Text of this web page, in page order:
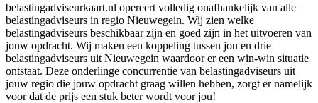
belastingadviseurkaart.nl opereert volledig onafhankelijk van alle
belastingadviseurs in regio Nieuwegein. Wij zien welke
belastingadviseurs beschikbaar zijn en goed zijn in het uitvoeren van
jouw opdracht. Wij maken een koppeling tussen jou en drie
belastingadviseurs uit Nieuwegein waardoor er een win-win situatie
ontstaat. Deze onderlinge concurrentie van belastingadviseurs uit
jouw regio die jouw opdracht graag willen hebben, zorgt er namelijk
voor dat de prijs een stuk beter wordt voor jou!